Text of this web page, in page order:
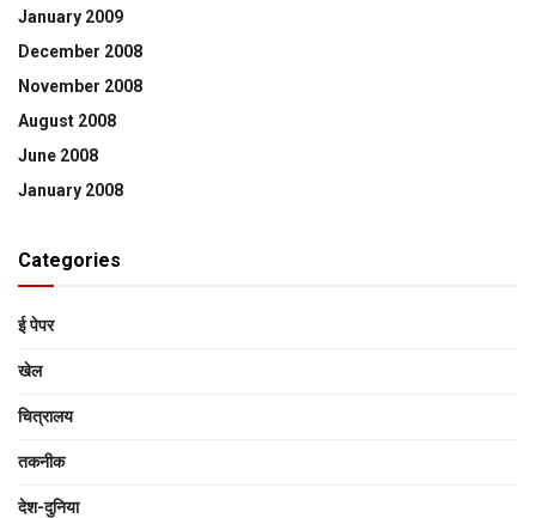
January 2009
December 2008
November 2008
August 2008
June 2008
January 2008
Categories
ई पेपर
खेल
चित्रालय
तकनीक
देश-दुनिया